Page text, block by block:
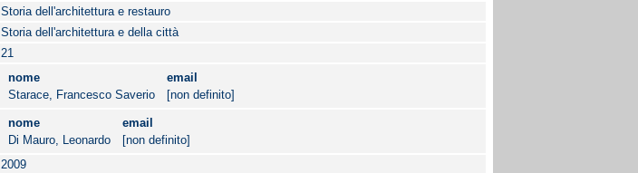
Storia dell'architettura e restauro
Storia dell'architettura e della città
21
nome
email
Starace, Francesco Saverio
[non definito]
nome
email
Di Mauro, Leonardo
[non definito]
2009